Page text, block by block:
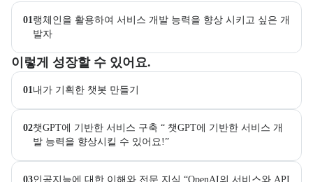
01랭체인을 활용하여 서비스 개발 능력을 향상 시키고 싶은 개
발자
이렇게 성장할 수 있어요.
이 교육과정에서 성취할 수 있는 목표를 항목으로 안내한다. 더보기
01내가 기획한 챗봇 만들기
02챗GPT에 기반한 서비스 구축 “ 챗GPT에 기반한 서비스 개
발 능력을 향상시킬 수 있어요!”
03인공지능에 대한 이해와 전문 지식 “OpenAI의 서비스와 API